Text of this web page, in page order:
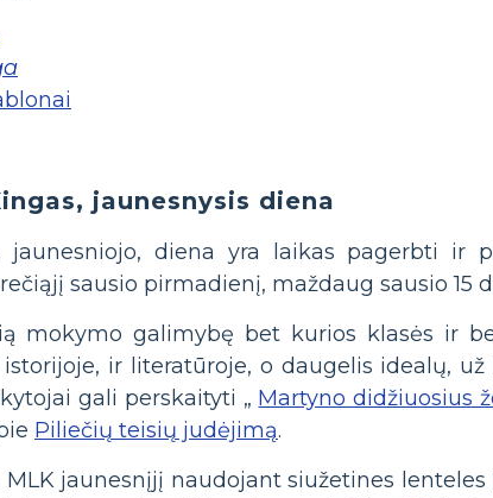
jaunesnysis diena
jaunesniojo, diena yra laikas pagerbti ir
sausio pirmadienį, maždaug sausio 15
mokymo galimybę bet kurios klasės ir
ir literatūroje, o daugelis idealų,
gali perskaityti „ Martyno didžiuosius
Piliečių teisių judėjimą.
jaunesnįjį naudojant siužetines